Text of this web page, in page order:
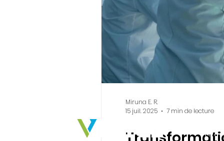
Miruna E. R.
15 juil. 2025
7 min de lecture